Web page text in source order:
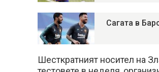
Сагата в
Шесткратният носител на